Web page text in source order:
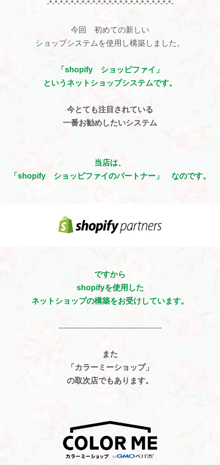
-*-*-*-*-*-*-*-*-*-*-*-*-*-*-*-*-*-*-*-*-*-*-*-
今回 初めての新しい
ショップシステムを使用し構築しました。
「shopify ショッピファイ」
というネットショップシステムです。
今とても注目されている
一番お勧めしたいシステム
当店は、
「shopify ショッピファイのパートナー」 なのです。
ですから
shopifyを使用した
ネットショップの構築をお受けしています。
------------------------------------------
また
「カラーミーショップ」
の取次店でもあります。